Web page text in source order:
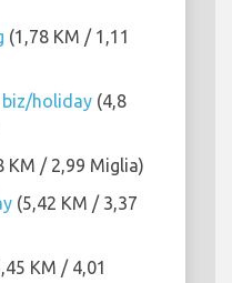
(1,78 KM / 1,11
biz/holiday (4,8
KM / 2,99 Miglia)
(5,42 KM / 3,37
KM / 4,01